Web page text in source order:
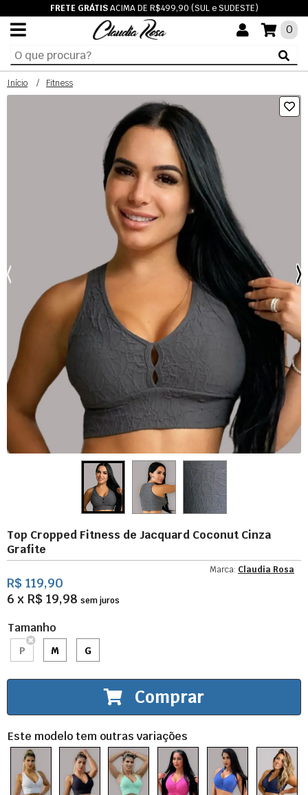
FRETE GRÁTISACIMA DE R$499,90 (SUL e SUDESTE)
0
Início Fitness
Top Cropped Fitness de Jacquard Coconut Cinza
Grafite
Marca: Claudia Rosa
R$ 119,90
6 x R$ 19,98 sem juros
Tamanho
P M G
Comprar
Este modelo tem outras variações